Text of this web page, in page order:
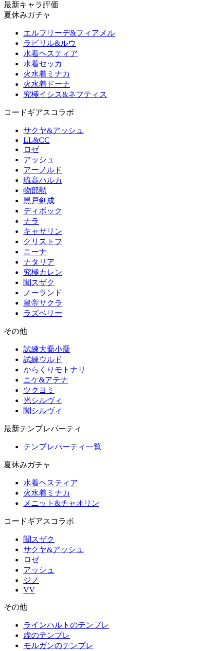
最新キャラ評価
夏休みガチャ
エルフリーデ&フィアメル
ラビリル&ルウ
水着ヘスティア
水着セッカ
火水着ミナカ
火水着ドーナ
究極イシス&ネフティス
コードギアスコラボ
サクヤ&アッシュ
LL&CC
ロゼ
アッシュ
アーノルド
琉高ハルカ
物部勲
黒戸剣成
ディボック
ナラ
キャサリン
クリストフ
ニーナ
ナタリア
究極カレン
闇スザク
ノーランド
皇帝サクラ
ラズベリー
その他
試練大喬小喬
試練ウルド
からくりモトナリ
ニケ&アテナ
ツクヨミ
光シルヴィ
闇シルヴィ
最新テンプレパーティ
テンプレパーティ一覧
夏休みガチャ
水着ヘスティア
火水着ミナカ
メニット&チャオリン
コードギアスコラボ
闇スザク
サクヤ&アッシュ
ロゼ
アッシュ
ジノ
VV
その他
ラインハルトのテンプレ
虚のテンプレ
モルガンのテンプレ